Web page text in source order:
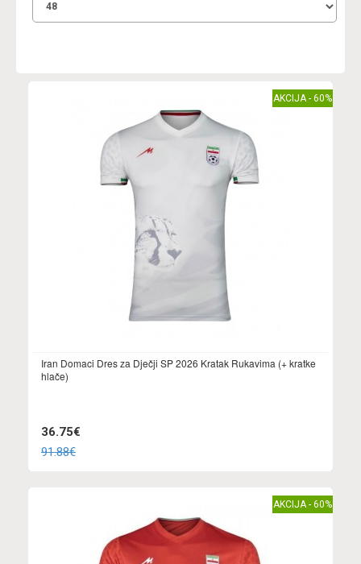
AKCIJA - 60%
Iran Domaci Dres za Dječji SP 2026 Kratak Rukavima (+ kratke
hlače)
36.75€
91.88€
AKCIJA - 60%